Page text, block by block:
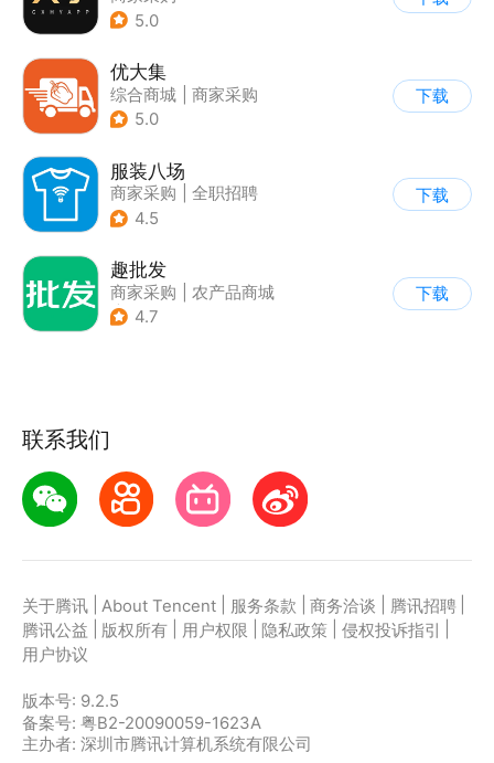
5.0
优大集
综合商城
商家采购
5.0
下载
服装八场
商家采购
全职招聘
4.5
下载
趣批发
商家采购
农产品商城
| 返利
4.7
下载
联系我们
关于腾讯 About Tencent 服务条款 商务洽谈 腾讯招聘
腾讯公益
版权所有 用户权限 隐私政策 侵权投诉指引
用户协议
版本号: 9.2.5
备案号: 粤B2-20090059-1623A
主办者: 深圳市腾讯计算机系统有限公司